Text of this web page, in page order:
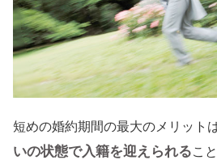
短めの婚約期間の最大のメリットは
いの状態で入籍を迎えられるこ